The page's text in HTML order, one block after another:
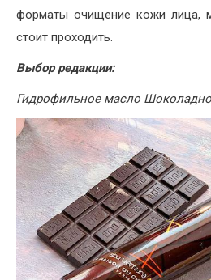
форматы очищение кожи лица,
стоит проходить.
Выбор редакции:
Гидрофильное масло